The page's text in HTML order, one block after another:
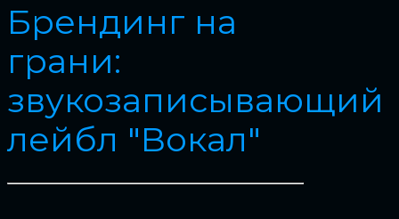
Брендинг на
грани:
звукозаписывающий
лейбл "Вокал"